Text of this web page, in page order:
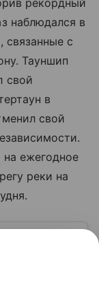
рекордный
наблюдался в
связанные с
Тауншип
свой
в
свой
ежегодное
реки на